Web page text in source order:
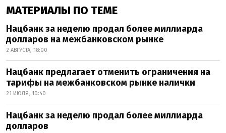
МАТЕРИАЛЫ ПО ТЕМЕ
Нацбанк за неделю продал более миллиарда
долларов на межбанковском рынке
2 АВГУСТА, 18:00
Нацбанк предлагает отменить ограничения на
тарифы на межбанковском рынке налички
21 ИЮЛЯ, 10:40
Нацбанк за неделю продал более миллиарда
долларов